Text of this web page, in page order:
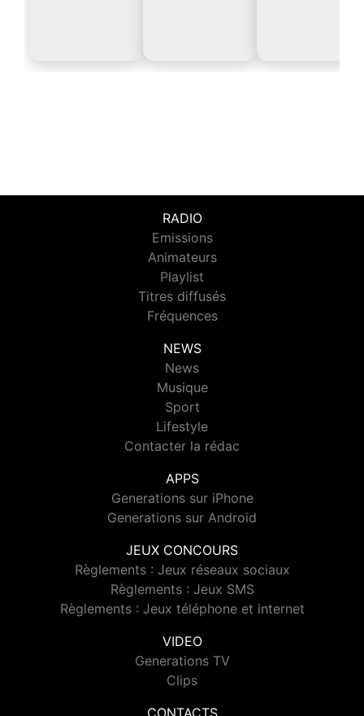
RADIO
Emissions
Animateurs
Playlist
Titres diffusés
Fréquences
NEWS
News
Musique
Sport
Lifestyle
Contacter la rédac
APPS
Generations sur iPhone
Generations sur Android
JEUX CONCOURS
Règlements : Jeux réseaux sociaux
Règlements : Jeux SMS
Règlements : Jeux téléphone et internet
VIDEO
Generations TV
Clips